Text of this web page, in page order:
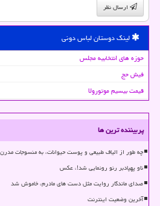
ارسال نظر
لینک دوستان لباس دونی
حوزه های انتخابیه مجلس
فیش حج
قیمت بیسیم موتورولا
پربیننده ترین ها
چه طور از الیاف طبیعی و پوست حیوانات، به منسوجات
ناو پهپادبر رنو رونمایی شد!، عکس
صدای ماندگار روایت مثل دست های مادرم، خاموش شد
آخرین وضعیت اینترنت